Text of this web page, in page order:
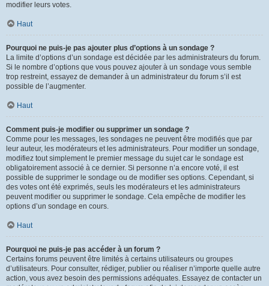
modifier leurs votes.
Haut
Pourquoi ne puis-je pas ajouter plus d’options à un sondage ?
La limite d’options d’un sondage est décidée par les administrateurs du forum.
Si le nombre d’options que vous pouvez ajouter à un sondage vous semble
trop restreint, essayez de demander à un administrateur du forum s’il est
possible de l’augmenter.
Haut
Comment puis-je modifier ou supprimer un sondage ?
Comme pour les messages, les sondages ne peuvent être modifiés que par
leur auteur, les modérateurs et les administrateurs. Pour modifier un sondage,
modifiez tout simplement le premier message du sujet car le sondage est
obligatoirement associé à ce dernier. Si personne n’a encore voté, il est
possible de supprimer le sondage ou de modifier ses options. Cependant, si
des votes ont été exprimés, seuls les modérateurs et les administrateurs
peuvent modifier ou supprimer le sondage. Cela empêche de modifier les
options d’un sondage en cours.
Haut
Pourquoi ne puis-je pas accéder à un forum ?
Certains forums peuvent être limités à certains utilisateurs ou groupes
d’utilisateurs. Pour consulter, rédiger, publier ou réaliser n’importe quelle autre
action, vous avez besoin des permissions adéquates. Essayez de contacter un